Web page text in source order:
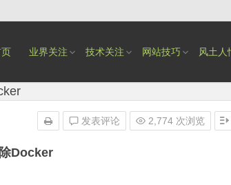
业界关注 技术关注 网站技巧 风土人
Docker
发表评论 2,774 次浏览